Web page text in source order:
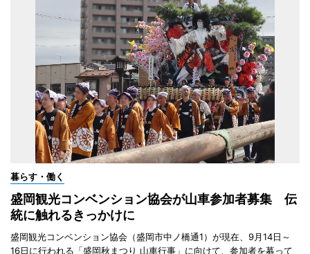
暮らす・働く
盛岡観光コンベンション協会が山車参加者募集 伝
統に触れるきっかけに
盛岡観光コンベンション協会（盛岡市中ノ橋通1）が現在、9月14日～
16日に行われる「盛岡秋まつり 山車行事」に向けて、参加者を募って